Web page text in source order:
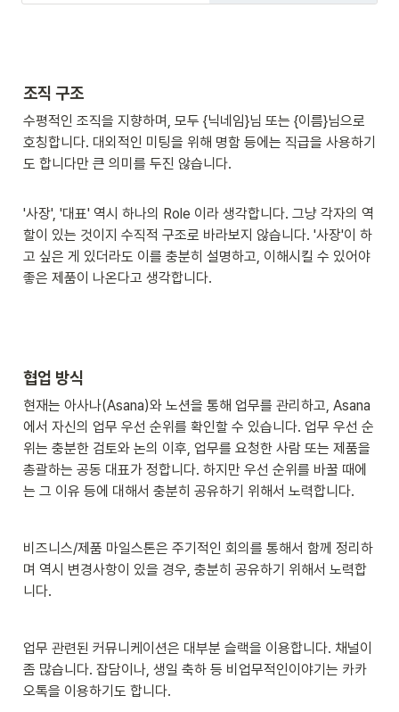
서 비롯된 고객 신뢰만이 건강하고 오래
다시 생각합니다.
조직 구조
수평적인 조직을 지향하며, 모두 {닉네임}님 또는 {이름}님으로
호칭합니다. 대외적인 미팅을 위해 명함 등에는 직급을 사용하기
도 합니다만 큰 의미를 두진 않습니다.
'사장', '대표' 역시 하나의 Role 이라 생각합니다. 그냥 각자의 역
할이 있는 것이지 수직적 구조로 바라보지 않습니다. '사장'이 하
고 싶은 게 있더라도 이를 충분히 설명하고, 이해시킬 수 있어야
좋은 제품이 나온다고 생각합니다.
협업 방식
현재는 아사나(Asana)와 노션을 통해 업무를 관리하고, Asana
에서 자신의 업무 우선 순위를 확인할 수 있습니다. 업무 우선 순
위는 충분한 검토와 논의 이후, 업무를 요청한 사람 또는 제품을
총괄하는 공동 대표가 정합니다. 하지만 우선 순위를 바꿀 때에
는 그 이유 등에 대해서 충분히 공유하기 위해서 노력합니다.
비즈니스/제품 마일스톤은 주기적인 회의를 통해서 함께 정리하
며 역시 변경사항이 있을 경우, 충분히 공유하기 위해서 노력합
니다.
업무 관련된 커뮤니케이션은 대부분 슬랙을 이용합니다. 채널이
좀 많습니다. 잡담이나, 생일 축하 등 비업무적인이야기는 카카
오톡을 이용하기도 합니다.